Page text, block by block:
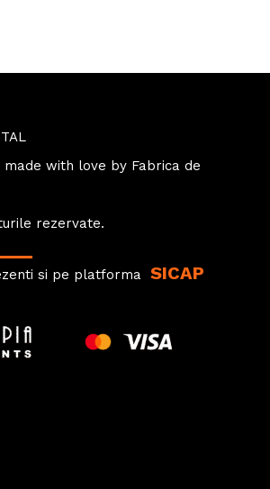
made with love by Fabrica de
rezervate.
si pe platforma SICAP